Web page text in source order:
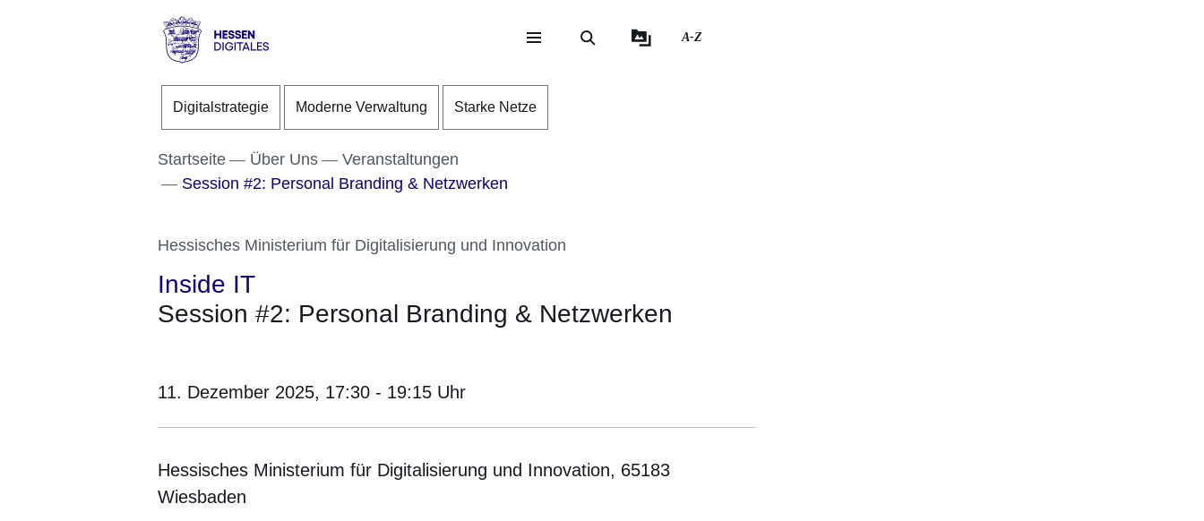
Direkt zum Kopf der Seite
Direkt zum Inhalt
Direkt zum Fuß der Seite
Digitales
A-Z
Digitalstrategie Moderne Verwaltung Starke Netze
Startseite Über Uns
Veranstaltungen
Session #2: Personal Branding & Netzwerken
Hessisches Ministerium für Digitalisierung und Innovation
Inside IT
Session #2: Personal Branding & Netzwerken
11. Dezember 2025, 17:30 - 19:15 Uhr
Hessisches Ministerium für Digitalisierung und Innovation, 65183
Wiesbaden